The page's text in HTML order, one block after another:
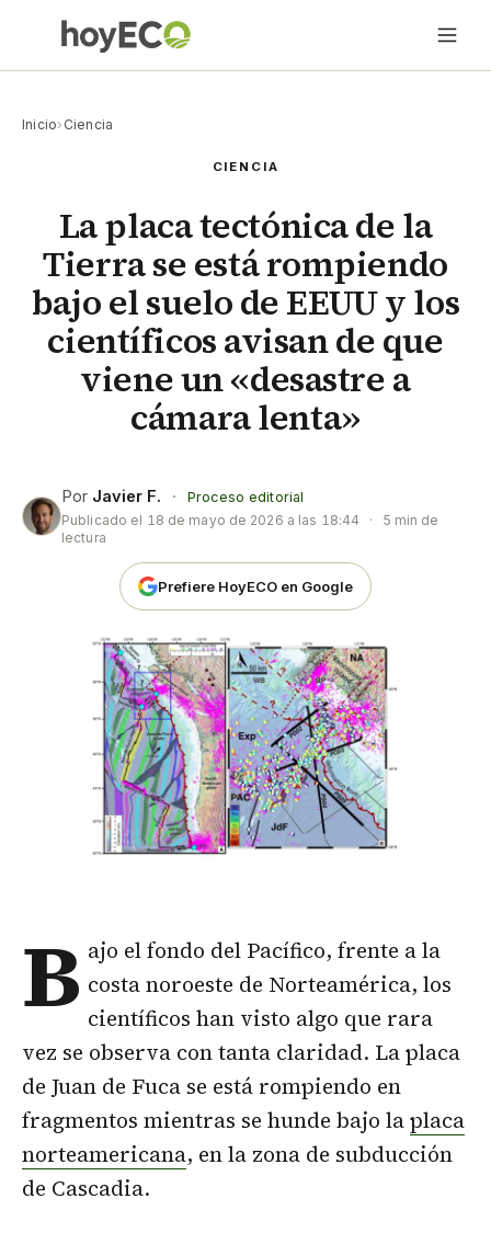
Inicio› Ciencia
CIENCIA
La placa tectónica de la
Tierra se está rompiendo
bajo el suelo de EEUU y los
científicos avisan de que
viene un «desastre a
cámara lenta»
Por Javier F. ·
Proceso editorial
Publicado el 18 de mayo de 2026 a las 18:44 ·
5 min de
lectura
Prefiere HoyECO en Google
B ajo el fondo del Pacífico, frente a la
costa noroeste de Norteamérica, los
científicos han visto algo que rara
vez se observa con tanta claridad. La placa
de Juan de Fuca se está rompiendo en
fragmentos mientras se hunde bajo laplaca
norteamericana, en la zona de subducción
de Cascadia.